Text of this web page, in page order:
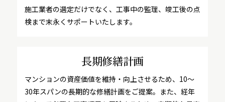
施工業者の選定だけでなく、工事中の監理、竣工後の点
検まで末永くサポートいたします。
長期修繕計画
マンションの資産価値を維持・向上させるため、10～
30年スパンの長期的な修繕計画をご提案。また、経年